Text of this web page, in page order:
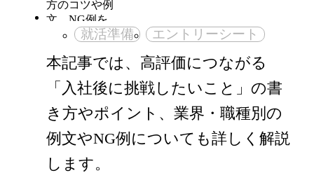
就活準備 エントリーシート
本記事では、高評価につながる
「入社後に挑戦したいこと」の書
き方やポイント、業界・職種別の
例文やNG例についても詳しく解説
します。